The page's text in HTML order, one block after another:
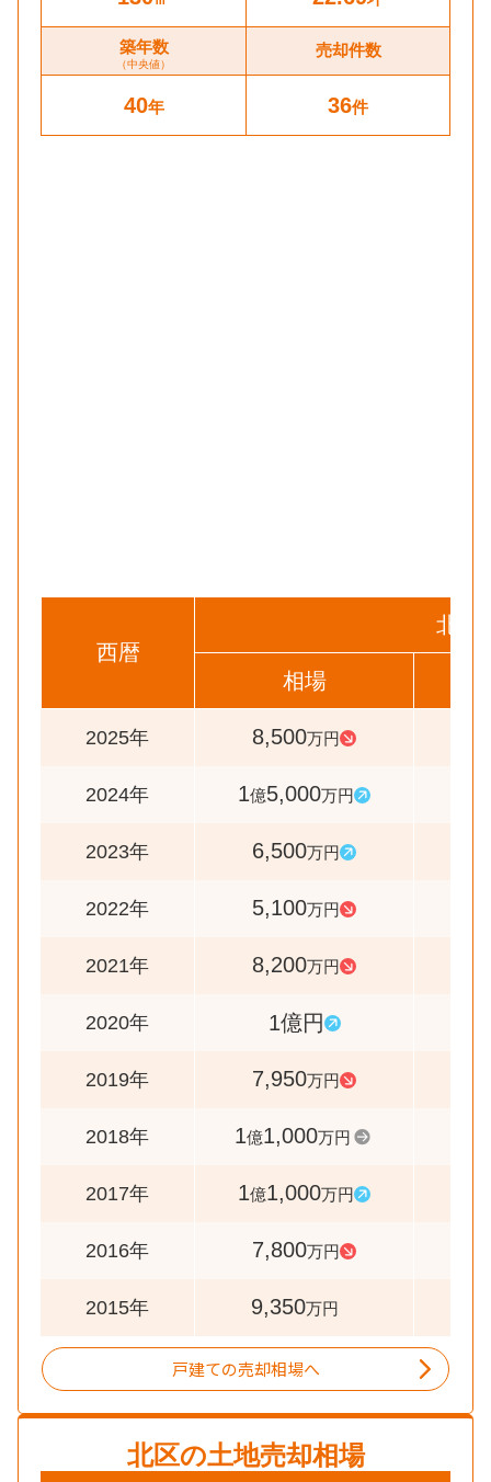
築年数
（中央値）
売却件数
40年 36件
西暦
北区
相場
2025年 8,500万円
2024年 1億5,000万円
2023年 6,500万円
2022年 5,100万円
2021年 8,200万円
2020年 1億円
2019年 7,950万円
2018年 1億1,000万円
2017年 1億1,000万円
2016年 7,800万円
2015年 9,350万円
戸建ての売却相場へ
北区の土地売却相場